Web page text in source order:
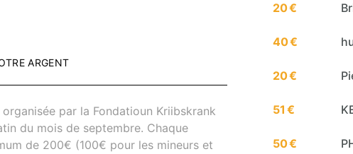
ARGENT
par la Fondatioun Kriibskrank
du mois de septembre. Chaque
de 200€ (100€ pour les mineurs et
20 €
40 €
20 €
51 €
50 €